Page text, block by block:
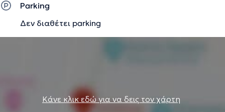
Parking
Δεν διαθέτει parking
Κάνε κλικ εδώ για να δεις τον χάρτη